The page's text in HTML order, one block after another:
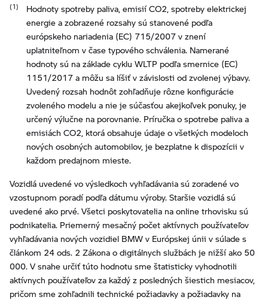
Hodnoty spotreby paliva, emisií CO2, spotreby elektrickej
energie a zobrazené rozsahy sú stanovené podľa
európskeho nariadenia (EC) 715/2007 v znení
uplatniteľnom v čase typového schválenia. Namerané
hodnoty sú na základe cyklu WLTP podľa smernice (EC)
1151/2017 a môžu sa líšiť v závislosti od zvolenej výbavy.
Uvedený rozsah hodnôt zohľadňuje rôzne konfigurácie
zvoleného modelu a nie je súčasťou akejkoľvek ponuky, je
určený výlučne na porovnanie. Príručka o spotrebe paliva a
emisiách CO2, ktorá obsahuje údaje o všetkých modeloch
nových osobných automobilov, je bezplatne k dispozícii v
každom predajnom mieste.
Vozidlá uvedené vo výsledkoch vyhľadávania sú zoradené vo
vzostupnom poradí podľa dátumu výroby. Staršie vozidlá sú
uvedené ako prvé. Všetci poskytovatelia na online trhovisku sú
podnikatelia. Priemerný mesačný počet aktívnych používateľov
vyhľadávania nových vozidiel BMW v Európskej únii v súlade s
článkom 24 ods. 2 Zákona o digitálnych službách je nižší ako 50
000. V snahe určiť túto hodnotu sme štatisticky vyhodnotili
aktívnych používateľov za každý z posledných šiestich mesiacov,
pričom sme zohľadnili technické požiadavky a požiadavky na